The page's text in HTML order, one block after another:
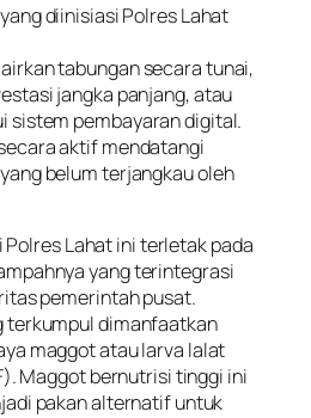
diinisiasi Polres Lahat
tabungan secara tunai,
jangka panjang, atau
sistem pembayaran digital.
aktif mendatangi
belum terjangkau oleh
Polres Lahat ini terletak pada
yang terintegrasi
pemerintah pusat.
terkumpul dimanfaatkan
maggot atau larva lalat
Maggot bernutrisi tinggi ini
pakan alternatif untuk